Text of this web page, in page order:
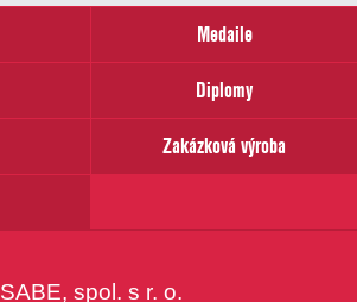
Medaile
Diplomy
Zakázková výroba
SABE, spol. s r. o.